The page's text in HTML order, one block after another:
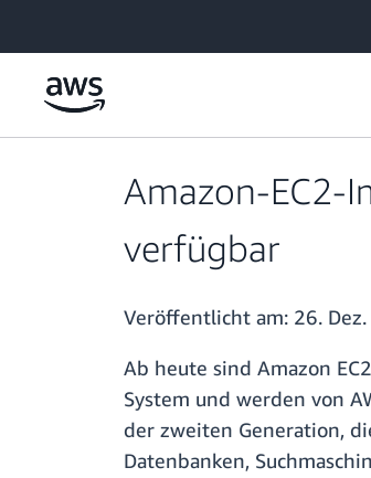
Amazon-EC2-
verfügbar
Veröffentlicht am: 26.
Ab heute sind Amazon
System und werden von
der zweiten Generation,
Datenbanken,